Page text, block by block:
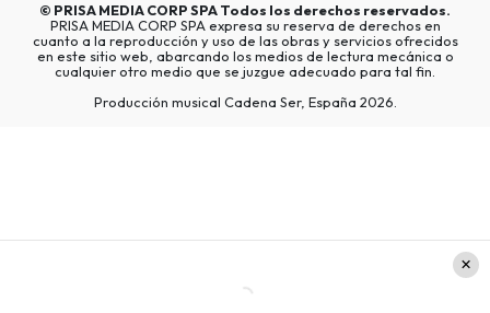
© PRISA MEDIA CORP SPATodos los derechos reservados.
PRISA MEDIA CORP SPA expresa su reserva de derechos en
cuanto a la reproducción y uso de las obras y servicios ofrecidos
en este sitio web, abarcando los medios de lectura mecánica o
cualquier otro medio que se juzgue adecuado para tal fin.
Producción musical Cadena Ser, España 2026.